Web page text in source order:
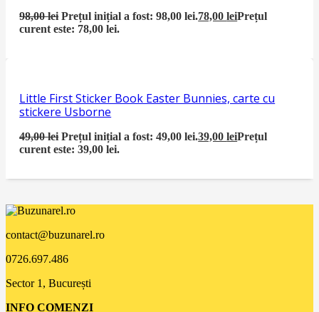
98,00lei Prețul inițial a fost: 98,00 lei.78,00leiPrețul
curent este: 78,00 lei.
Little First Sticker Book Easter Bunnies, carte cu
stickere Usborne
49,00lei Prețul inițial a fost: 49,00 lei.39,00leiPrețul
curent este: 39,00 lei.
contact@buzunarel.ro
0726.697.486
Sector 1, București
INFO COMENZI